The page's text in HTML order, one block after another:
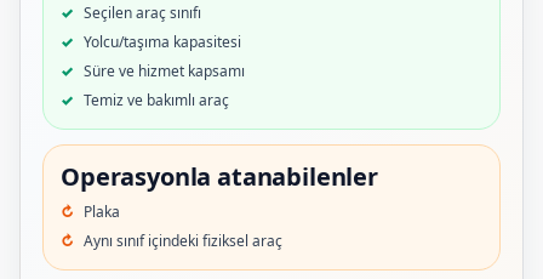
Seçilen araç sınıfı
Yolcu/taşıma kapasitesi
Süre ve hizmet kapsamı
Temiz ve bakımlı araç
Operasyonla atanabilenler
Plaka
Aynı sınıf içindeki fiziksel araç